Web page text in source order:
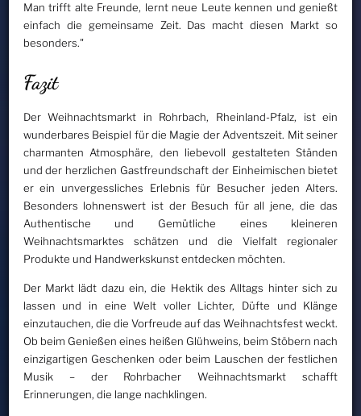
Man trifft alte Freunde, lernt neue Leute kennen und genießt
einfach die gemeinsame Zeit. Das macht diesen Markt so
besonders."
Fazit
Der Weihnachtsmarkt in Rohrbach, Rheinland-Pfalz, ist ein
wunderbares Beispiel für die Magie der Adventszeit. Mit seiner
charmanten Atmosphäre, den liebevoll gestalteten Ständen
und der herzlichen Gastfreundschaft der Einheimischen bietet
er ein unvergessliches Erlebnis für Besucher jeden Alters.
Besonders lohnenswert ist der Besuch für all jene, die das
Authentische und Gemütliche eines kleineren
Weihnachtsmarktes schätzen und die Vielfalt regionaler
Produkte und Handwerkskunst entdecken möchten.
Der Markt lädt dazu ein, die Hektik des Alltags hinter sich zu
lassen und in eine Welt voller Lichter, Düfte und Klänge
einzutauchen, die die Vorfreude auf das Weihnachtsfest weckt.
Ob beim Genießen eines heißen Glühweins, beim Stöbern nach
einzigartigen Geschenken oder beim Lauschen der festlichen
Musik – der Rohrbacher Weihnachtsmarkt schafft
Erinnerungen, die lange nachklingen.